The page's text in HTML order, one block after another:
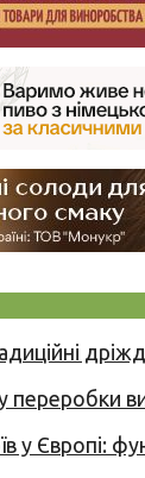
переробки
у Європі: